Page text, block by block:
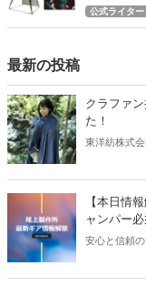
の人気ランキ
公式ライター
最新の投稿
クラファ
た！
東洋紡株式
の開発・製
ディング挑
様にお伝え
【本日情
ャンパー
安心と信頼
解禁となっ